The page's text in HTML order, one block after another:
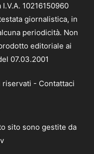
10216150960
giornalistica, in
periodicità. Non
editoriale ai
07.03.2001
- Contattaci
sito sono gestite da